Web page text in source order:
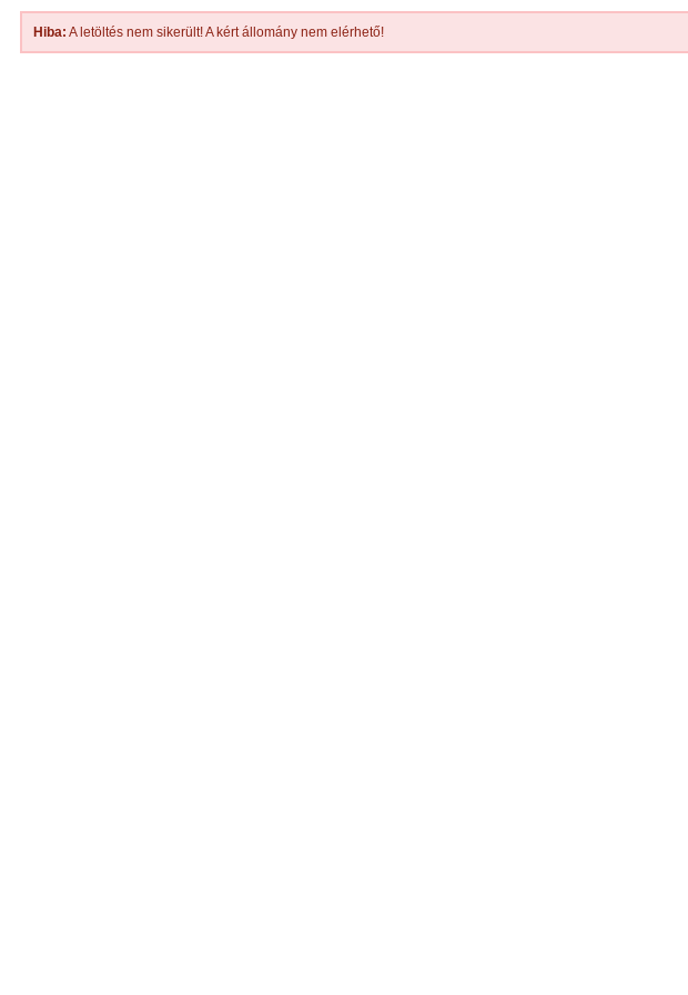
Hiba: A letöltés nem sikerült! A kért állomány nem elérhető!